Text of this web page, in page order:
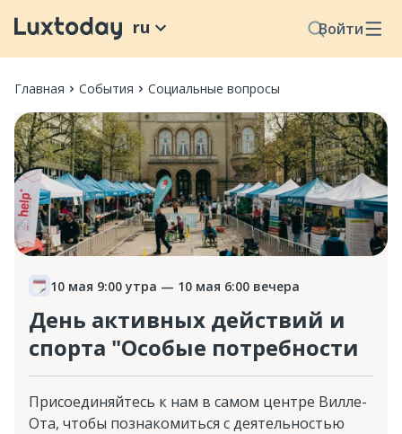
Войти
ru
Главная События Социальные вопросы
10 мая 9:00 утра — 10 мая 6:00 вечера
День активных действий и
спорта "Особые потребности
Присоединяйтесь к нам в самом центре Вилле-
Ота, чтобы познакомиться с деятельностью